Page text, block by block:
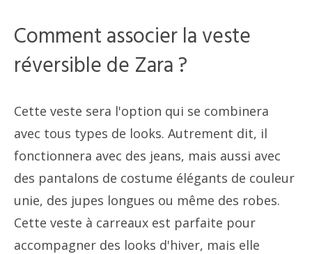
Comment associer la veste
réversible de Zara ?
Cette veste sera l'option qui se combinera
avec tous types de looks. Autrement dit, il
fonctionnera avec des jeans, mais aussi avec
des pantalons de costume élégants de couleur
unie, des jupes longues ou même des robes.
Cette veste à carreaux est parfaite pour
accompagner des looks d'hiver, mais elle